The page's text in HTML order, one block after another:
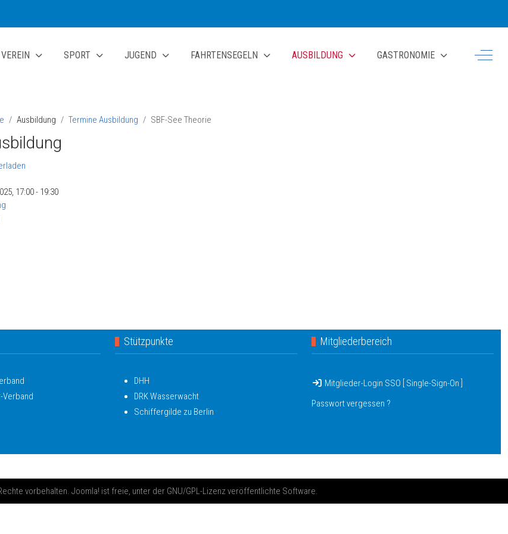
VEREIN SPORT JUGEND FAHRTENSEGELN AUSBILDUNG GASTRONOMIE Off-
Ausbildung Termine Ausbildung SBF-See Theorie
17:00 - 19:30
Verband
Stützpunkte
DHH
DRK Wasserwacht
Schiffergilde zu Berlin
Mitgliederbereich
Mitglieder-Login SSO [ Single-Sign-On ]
Passwort vergessen ?
vorbehalten. Joomla! ist freie, unter der GNU/GPL-Lizenz veröffentlichte Software.